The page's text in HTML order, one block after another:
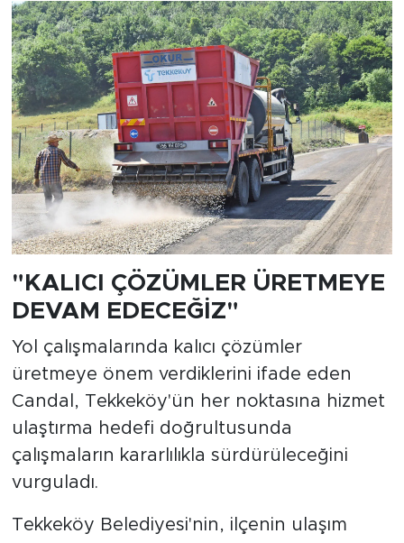
"KALICI ÇÖZÜMLER ÜRETMEYE
DEVAM EDECEĞİZ"
Yol çalışmalarında kalıcı çözümler
üretmeye önem verdiklerini ifade eden
Candal, Tekkeköy'ün her noktasına hizmet
ulaştırma hedefi doğrultusunda
çalışmaların kararlılıkla sürdürüleceğini
vurguladı.
Tekkeköy Belediyesi'nin, ilçenin ulaşım